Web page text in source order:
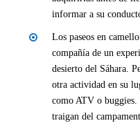
informar a su
Los paseos en
compañía de un
desierto del Sáhara.
otra actividad en su
como ATV o
traigan del